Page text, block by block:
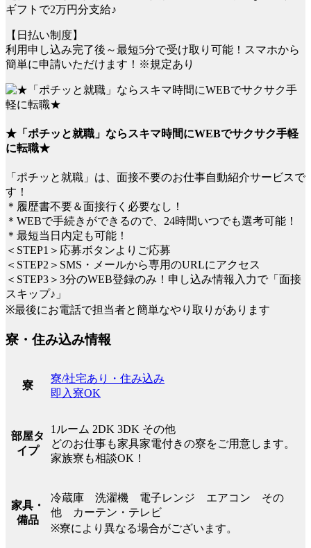
ギフトで2万円分支給♪
【日払い制度】
利用申し込み完了後～最短5分で受け取り可能！スマホから
簡単に申請いただけます！※規定あり
★「ポチッと就職」ならスキマ時間にWEBでサクサク手軽
に転職★
「ポチッと就職」は、面接不要のお仕事自動紹介サービスで
す！
＊履歴書不要＆面接行く必要なし！
＊WEBで手続きができるので、24時間いつでも選考可能！
＊最短当日内定も可能！
＜STEP1＞応募ボタンよりご応募
＜STEP2＞SMS・メールから専用のURLにアクセス
＜STEP3＞3分のWEB登録のみ！申し込み情報入力で「面接
スキップ♪」
※最後にお電話で担当者と簡単なやり取りがあります
寮・住み込み情報
寮
寮/社宅あり・住み込み
即入寮OK
部屋タ
イプ
1ルーム 2DK 3DK その他
どのお仕事も家具家電付きの寮をご用意します。
家族寮も相談OK！
家具・
備品
冷蔵庫 洗濯機 電子レンジ エアコン その
他 カーテン・テレビ
※寮により異なる場合がございます。